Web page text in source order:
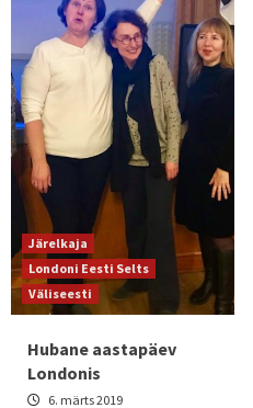
Järelkaja
Londoni Eesti Selts
Väliseesti
Hubane aastapäev
Londonis
6. märts 2019